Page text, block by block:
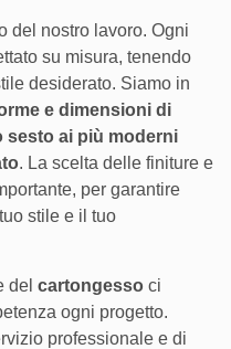
del nostro lavoro. Ogni
su misura, tenendo
desiderato. Siamo in
e dimensioni di
sesto ai più moderni
. La scelta delle finiture e
per garantire
stile e il tuo
del cartongesso ci
ogni progetto.
professionale e di